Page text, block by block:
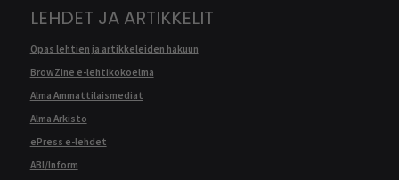
LEHDET JA ARTIKKELIT
Opas lehtien ja artikkeleiden hakuun
BrowZine e-lehtikokoelma
Alma Ammattilaismediat
Alma Arkisto
ePress e-lehdet
ABI/Inform